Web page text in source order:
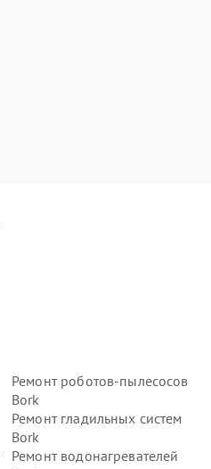
Ремонт роботов-пылесосов
Bork
Ремонт гладильных систем
Bork
Ремонт водонагревателей